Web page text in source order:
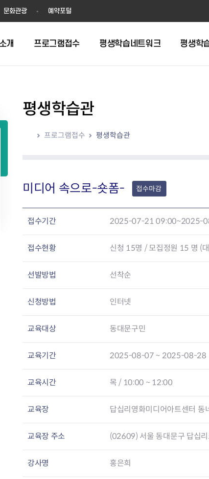
문화관광 예약포털
개 프로그램접수 평생학습네트워크 평생학
평생학습관
프로그램접수 평생학습관
미디어 속으로-숏폼- 접수마감
접수기간 2025-07-21 09:00~2025-
접수현황 신청 15명 / 모집정원 15 명 (
선발방법 선착순
신청방법 인터넷
교육대상 동대문구민
교육기간 2025-08-07 ~ 2025-08-28
교육시간 목 / 10:00 ~ 12:00
교육장 답십리영화미디어아트센터 동
교육장 주소 (02609) 서울 동대문구 답십
강사명 홍은희